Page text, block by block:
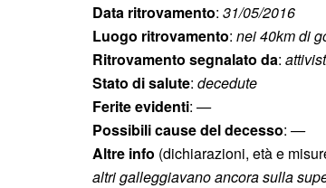
Data ritrovamento: 31/05/2016
Luogo ritrovamento: nei 40km di
Ritrovamento segnalato da:
Stato di salute: decedute
Ferite evidenti: —
Possibili cause del decesso: —
Altre info (dichiarazioni, età e
altri galleggiavano ancora sulla